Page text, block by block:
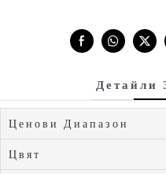
Детайли
Ценови Диапазон
Цвят